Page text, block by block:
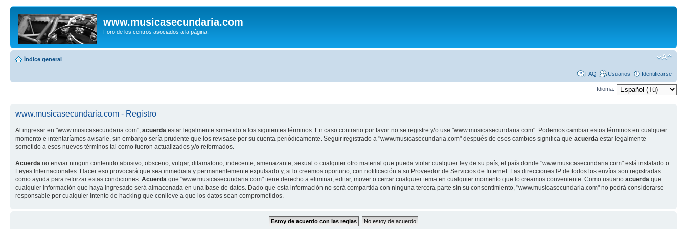
www.musicasecundaria.com
Foro de los centros asociados a la página.
Índice general
FAQ Usuarios Identificarse
Idioma:
www.musicasecundaria.com - Registro
Al ingresar en "www.musicasecundaria.com", acuerda estar legalmente sometido a los siguientes términos. En caso contrario por favor no se registre y/o use "www.musicasecundaria.com". Podemos cambiar estos términos en cualquier
momento e intentaríamos avisarle, sin embargo sería prudente que los revisase por su cuenta periódicamente. Seguir registrado a "www.musicasecundaria.com" después de esos cambios significa que acuerda estar legalmente
sometido a esos nuevos términos tal como fueron actualizados y/o reformados.
Acuerda no enviar ningun contenido abusivo, obsceno, vulgar, difamatorio, indecente, amenazante, sexual o cualquier otro material que pueda violar cualquier ley de su país, el país donde "www.musicasecundaria.com" está instalado o
Leyes Internacionales. Hacer eso provocará que sea inmediata y permanentemente expulsado y, si lo creemos oportuno, con notificación a su Proveedor de Servicios de Internet. Las direcciones IP de todos los envíos son registradas
como ayuda para reforzar estas condiciones. Acuerda que "www.musicasecundaria.com" tiene derecho a eliminar, editar, mover o cerrar cualquier tema en cualquier momento que lo creamos conveniente. Como usuario acuerda que
cualquier información que haya ingresado será almacenada en una base de datos. Dado que esta información no será compartida con ninguna tercera parte sin su consentimiento, "www.musicasecundaria.com" no podrá considerarse
responsable por cualquier intento de hacking que conlleve a que los datos sean comprometidos.